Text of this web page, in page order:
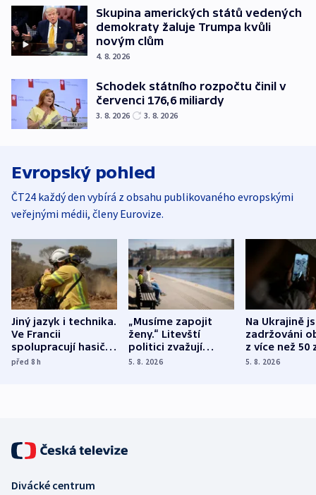
Skupina amerických států vedených
demokraty žaluje Trumpa kvůli
novým clům
4. 8. 2026
Schodek státního rozpočtu činil v
červenci 176,6 miliardy
3. 8. 2026 3. 8. 2026
Evropský pohled
ČT24 každý den vybírá z obsahu publikovaného evropskými
veřejnými médii, členy Eurovize.
Jiný jazyk i technika.
Ve Francii
spolupracují hasiči z
různých zemí
před 8h
„Musíme zapojit
ženy.“ Litevští
politici zvažují
dohodu o
5. 8. 2026
Na Ukrajině
zadržováni
z více než 50
Bojovali na
5. 8. 2026
Divácké centrum